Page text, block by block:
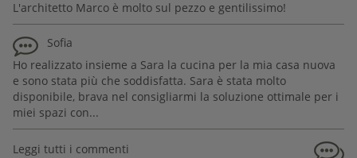
L'architetto Marco è molto sul pezzo e gentilissimo!
Sofia
Ho realizzato insieme a Sara la cucina per la mia casa nuova
e sono stata più che soddisfatta. Sara è stata molto
disponibile, brava nel consigliarmi la soluzione ottimale per i
miei spazi con...
Leggi tutti i commenti